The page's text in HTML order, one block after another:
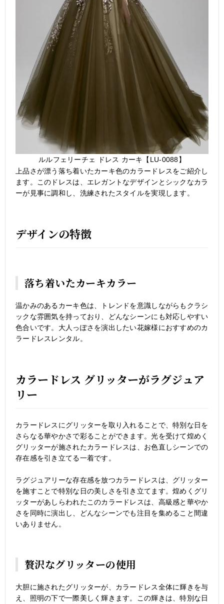
ルルフェリーチェ ドレス カーキ【LU-0088】
上品さが漂う落ち着いたカーキ色のカラードレスをご紹介し
ます。このドレスは、エレガントなデザインとシックなカラ
ーが見事に調和し、洗練されたスタイルを実現します。
デザインの特徴
落ち着いたカーキカラー
温かみのあるカーキ色は、トレンドを意識しながらもクラシ
ックな雰囲気を持っており、どんなシーンにも対応しやすい
色合いです。大人っぽさを演出したい花嫁様におすすめのカ
ラードレスレンタル。
カラードレス グリッターがラグジュア
リー
カラードレスにグリッターを取り入れることで、特別な日を
さらなる華やかさで彩ることができます。光を受けて煌めく
グリッターが施されたカラードレスは、お色直しシーンでの
存在感を引き立てる一着です。
ラグジュアリーな存在感を放つカラードレスは、グリッター
を施すことで特別な日の美しさを引き立てます。煌めくグリ
ッターがあしらわれたこのカラードレスは、高級感と華やか
さを同時に演出し、どんなシーンでも注目を集めること間違
いありません。
贅沢なグリッターの使用
大胆に施されたグリッターが、カラードレス全体に輝きを与
え、照明の下で一際美しく輝きます。この輝きは、特別な日